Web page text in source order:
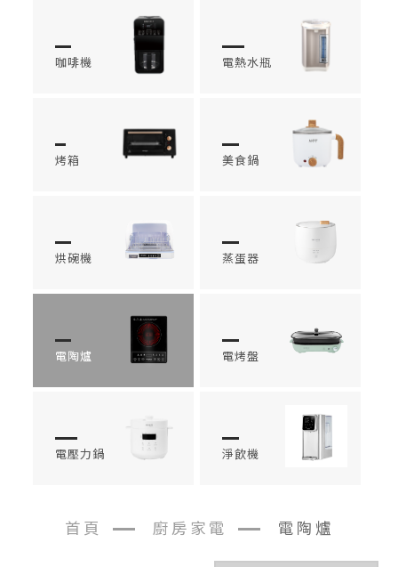
咖啡機 電熱水瓶
烤箱 美食鍋
烘碗機 蒸蛋器
電陶爐 電烤盤
電壓力鍋 淨飲機
首頁 廚房家電 電陶爐